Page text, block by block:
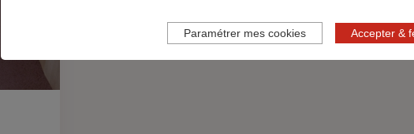
Accepter &
Paramétrer mes cookies